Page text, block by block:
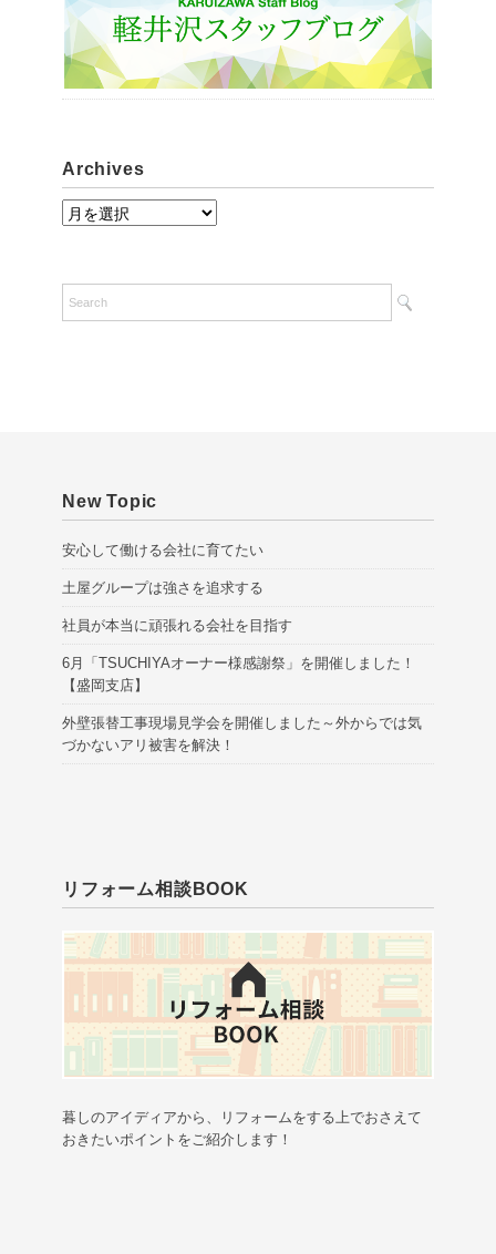
Archives
New Topic
安心して働ける会社に育てたい
土屋グループは強さを追求する
社員が本当に頑張れる会社を目指す
6月「TSUCHIYAオーナー様感謝祭」を開催しました！
【盛岡支店】
外壁張替工事現場見学会を開催しました～外からでは気
づかないアリ被害を解決！
リフォーム相談BOOK
暮しのアイディアから、リフォームをする上でおさえて
おきたいポイントをご紹介します！